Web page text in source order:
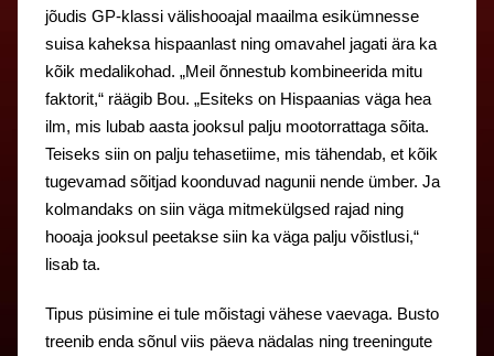
jõudis GP-klassi välishooajal maailma esikümnesse
suisa kaheksa hispaanlast ning omavahel jagati ära ka
kõik medalikohad. „Meil õnnestub kombineerida mitu
faktorit,“ räägib Bou. „Esiteks on Hispaanias väga hea
ilm, mis lubab aasta jooksul palju mootorrattaga sõita.
Teiseks siin on palju tehasetiime, mis tähendab, et kõik
tugevamad sõitjad koonduvad nagunii nende ümber. Ja
kolmandaks on siin väga mitmekülgsed rajad ning
hooaja jooksul peetakse siin ka väga palju võistlusi,“
lisab ta.
Tipus püsimine ei tule mõistagi vähese vaevaga. Busto
treenib enda sõnul viis päeva nädalas ning treeningute